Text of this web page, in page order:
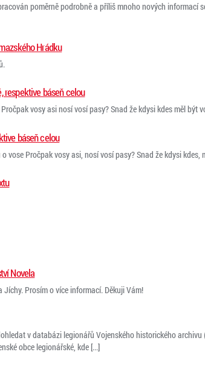
poměrně podrobně a příliš mnoho nových informací
Hrádku
respektive báseň celou
vosy asi nosí vosí pasy? Snad že kdysi kdes měl být
báseň celou
vose Pročpak vosy asi, nosí vosí pasy? Snad že kdysi kdes,
Novela
Prosím o více informací. Děkuji Vám!
v databázi legionářů Vojenského historického
obce legionářské, kde [...]